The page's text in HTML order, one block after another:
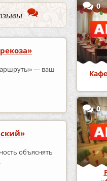
— ваш
объяснять
0
0